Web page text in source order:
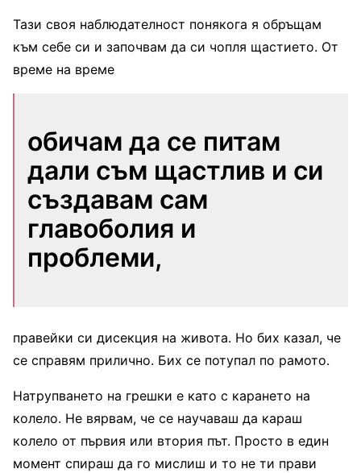
Тази своя наблюдателност понякога я обръщам
към себе си и започвам да си чопля щастието. От
време на време
обичам да се питам
дали съм щастлив и си
създавам сам
главоболия и
проблеми,
правейки си дисекция на живота. Но бих казал, че
се справям прилично. Бих се потупал по рамото.
Натрупването на грешки е като с карането на
колело. Не вярвам, че се научаваш да караш
колело от първия или втория път. Просто в един
момент спираш да го мислиш и то не ти прави